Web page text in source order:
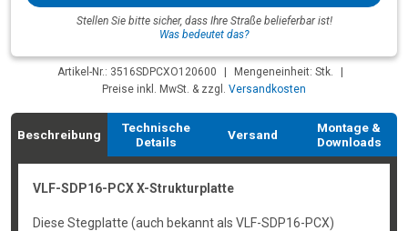
Stellen Sie bitte sicher, dass Ihre Straße belieferbar ist!
Was bedeutet das?
Artikel-Nr.: 3516SDPCXO120600 | Mengeneinheit: Stk.
|
Preise inkl. MwSt. & zzgl. Versandkosten
Beschreibung
Technische
Details
Versand
Montage &
Downloads
VLF-SDP16-PCX X-Strukturplatte
Diese Stegplatte (auch bekannt als VLF-SDP16-PCX)